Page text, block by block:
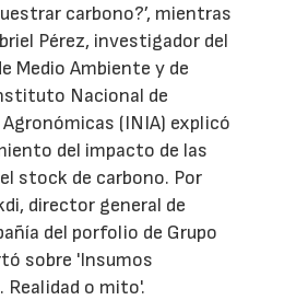
carbono?’, mientras
Pérez, investigador del
Medio Ambiente y de
Nacional de
(INIA) explicó
del impacto de las
stock de carbono. Por
director general de
del porfolio de Grupo
sobre 'Insumos
o mito'.